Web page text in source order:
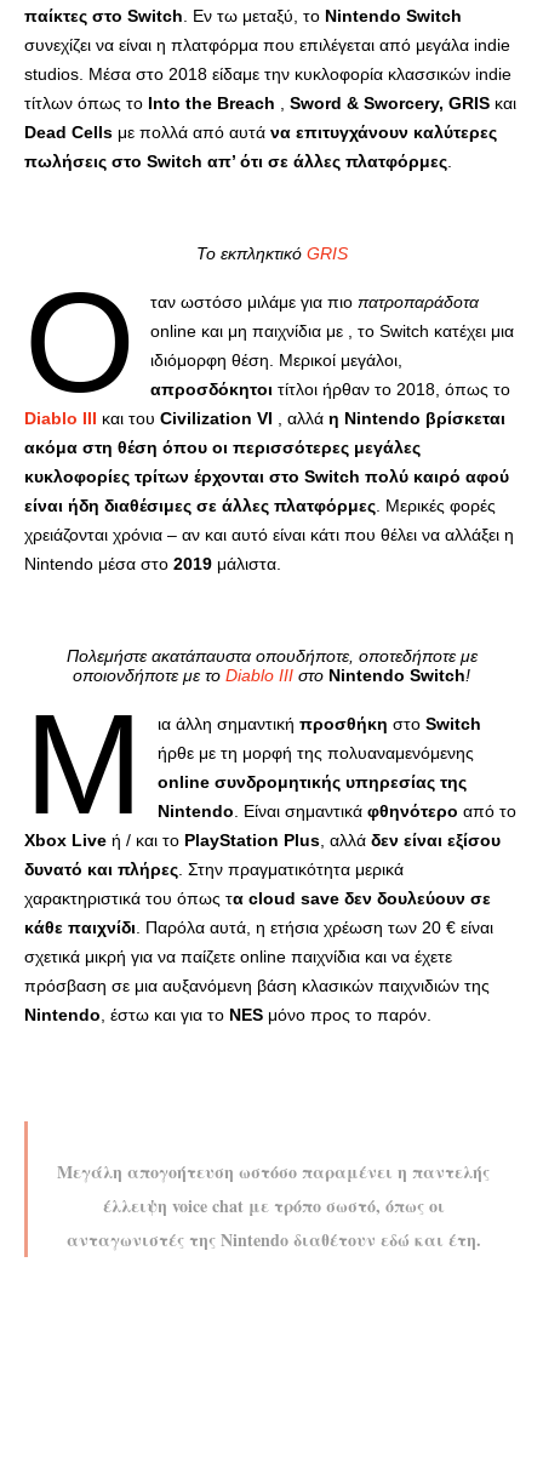
παίκτες στο Switch . Εν τω μεταξύ, το Nintendo Switch
συνεχίζει να είναι η πλατφόρμα που επιλέγεται από μεγάλα indie
studios. Μέσα στο 2018 είδαμε την κυκλοφορία κλασσικών indie
τίτλων όπως το Into the Breach Sword & Sworcery, GRIS και
Dead Cells με πολλά από αυτά να επιτυγχάνουν καλύτερες
πωλήσεις στο Switch απ’ ότι σε άλλες πλατφόρμες
Το εκπληκτικό GRIS
Ό ταν ωστόσο μιλάμε για πιο πατροπαράδοτα
online και μη παιχνίδια με , το Switch κατέχει μια
ιδιόμορφη θέση. Μερικοί μεγάλοι,
απροσδόκητοι τίτλοι ήρθαν το 2018, όπως το
Diablo III και του Civilization VI , αλλά η Nintendo βρίσκεται
ακόμα στη θέση όπου οι περισσότερες μεγάλες
κυκλοφορίες τρίτων έρχονται στο Switch πολύ καιρό αφού
είναι ήδη διαθέσιμες σε άλλες πλατφόρμες . Μερικές φορές
χρειάζονται χρόνια – αν και αυτό είναι κάτι που θέλει να αλλάξει η
Nintendo μέσα στο 2019 μάλιστα.
Πολεμήστε ακατάπαυστα οπουδήποτε, οποτεδήποτε με
οποιονδήποτε με το Diablo III στο Nintendo Switch!
Μ ια άλλη σημαντική προσθήκη στο Switch
ήρθε με τη μορφή της πολυαναμενόμενης
online συνδρομητικής υπηρεσίας της
Nintendo . Είναι σημαντικά φθηνότερο από το
Xbox Live ή / και το PlayStation Plus , αλλά δεν είναι εξίσου
δυνατό και πλήρες . Στην πραγματικότητα μερικά
χαρακτηριστικά του όπως τα cloud save δεν δουλεύουν σε
κάθε παιχνίδι . Παρόλα αυτά, η ετήσια χρέωση των 20 € είναι
σχετικά μικρή για να παίζετε online παιχνίδια και να έχετε
πρόσβαση σε μια αυξανόμενη βάση κλασικών παιχνιδιών της
Nintendo , έστω και για το NES μόνο προς το παρόν.
Μεγάλη απογοήτευση ωστόσο παραμένει η παντελής
έλλειψη voice chat με τρόπο σωστό, όπως οι
ανταγωνιστές της Nintendo διαθέτουν εδώ και έτη.